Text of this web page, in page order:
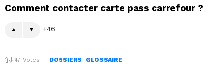
Comment contacter carte pass carrefour ?
46
47 Votes DOSSIERS GLOSSAIRE